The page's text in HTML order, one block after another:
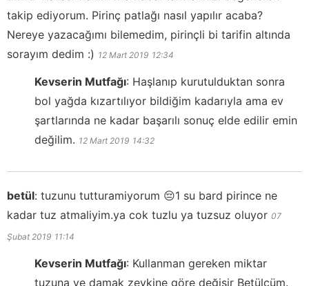
takip ediyorum. Pirinç patlağı nasıl yapılır acaba?
Nereye yazacağımı bilemedim, pirinçli bi tarifin altında
sorayım dedim :) 12 Mart 2019 12:34
Kevserin Mutfağı: Haşlanıp kurutulduktan sonra
bol yağda kızartılıyor bildiğim kadarıyla ama ev
şartlarında ne kadar başarılı sonuç elde edilir emin
değilim. 12 Mart 2019 14:32
betül: tuzunu tutturamiyorum 😔1 su bard pirince ne
kadar tuz atmaliyim.ya cok tuzlu ya tuzsuz oluyor 07
Şubat 2019 11:14
Kevserin Mutfağı: Kullanman gereken miktar
tuzuna ve damak zevkine göre değişir Betülcüm.